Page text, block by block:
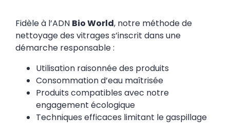
Fidèle à l’ADN Bio World, notre méthode de
nettoyage des vitrages s’inscrit dans une
démarche responsable :
Utilisation raisonnée des produits
Consommation d’eau maîtrisée
Produits compatibles avec notre
engagement écologique
Techniques efficaces limitant le gaspillage